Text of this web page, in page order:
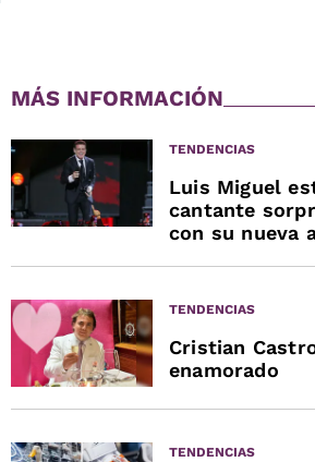
MÁS INFORMACIÓN
TENDENCIAS
Luis Miguel
cantante
con su nueva
TENDENCIAS
Cristian
enamorado
TENDENCIAS